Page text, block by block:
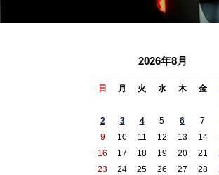
2026年8月
日 月 火 水 木 金
2
3 4 5 6 7
9
10 11 12 13 14
16
17 18 19 20 21
23
24 25 26 27 28